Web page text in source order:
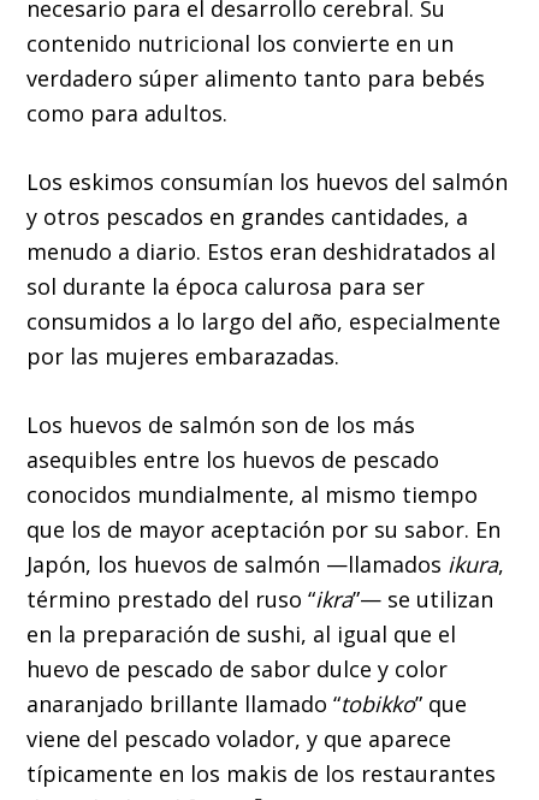
necesario para el desarrollo cerebral. Su
contenido nutricional los convierte en un
verdadero súper alimento tanto para bebés
como para adultos.
Los eskimos consumían los huevos del salmón
y otros pescados en grandes cantidades, a
menudo a diario. Estos eran deshidratados al
sol durante la época calurosa para ser
consumidos a lo largo del año, especialmente
por las mujeres embarazadas.
Los huevos de salmón son de los más
asequibles entre los huevos de pescado
conocidos mundialmente, al mismo tiempo
que los de mayor aceptación por su sabor. En
Japón, los huevos de salmón —llamados ikura,
término prestado del ruso “ikra”— se utilizan
en la preparación de sushi, al igual que el
huevo de pescado de sabor dulce y color
anaranjado brillante llamado “tobikko” que
viene del pescado volador, y que aparece
típicamente en los makis de los restaurantes